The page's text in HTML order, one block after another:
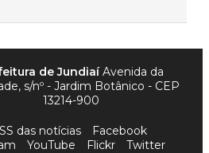
de JundiaíAvenida da
s/nº - Jardim Botânico - CEP
13214-900
das notícias
Facebook
YouTube Flickr Twitter